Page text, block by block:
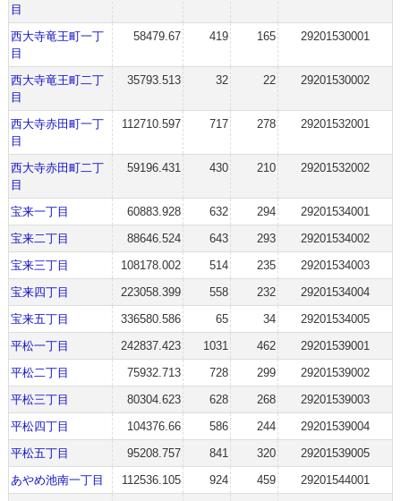
目
西大寺竜王町一丁
目
58479.67 419 165 29201530001
西大寺竜王町二丁
目
35793.513 32 22 29201530002
西大寺赤田町一丁
目
112710.597 717 278 29201532001
西大寺赤田町二丁
目
59196.431 430 210 29201532002
宝来一丁目 60883.928 632 294
29201534001
宝来二丁目
88646.524 643 293
29201534002
宝来三丁目
108178.002 514 235
29201534003
宝来四丁目
223058.399 558 232
29201534004
宝来五丁目
336580.586 65 34
29201534005
平松一丁目
242837.423 1031 462
29201539001
平松二丁目
75932.713 728 299
29201539002
平松三丁目
80304.623 628 268
29201539003
平松四丁目
104376.66 586 244
29201539004
平松五丁目
95208.757 841 320
29201539005
あやめ池南一丁目
112536.105 924 459
29201544001